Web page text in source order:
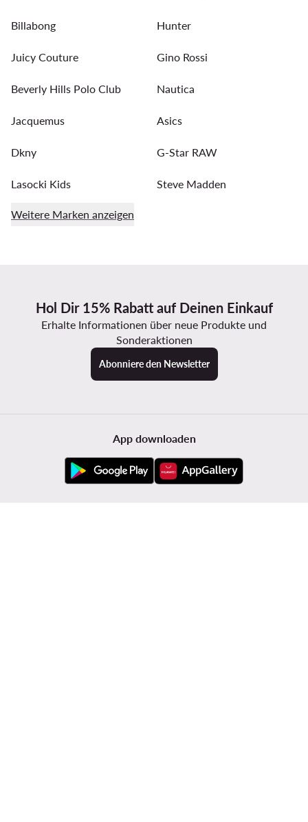
Billabong Hunter
Juicy Couture Gino Rossi
Beverly Hills Polo Club Nautica
Jacquemus Asics
Dkny G-Star RAW
Lasocki Kids Steve Madden
Weitere Marken anzeigen
Hol Dir 15% Rabatt auf Deinen Einkauf
Erhalte Informationen über neue Produkte und
Sonderaktionen
Abonniere den Newsletter
App downloaden